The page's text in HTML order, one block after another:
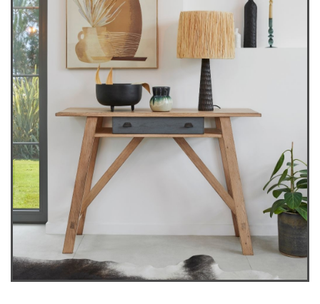
literie
décoration